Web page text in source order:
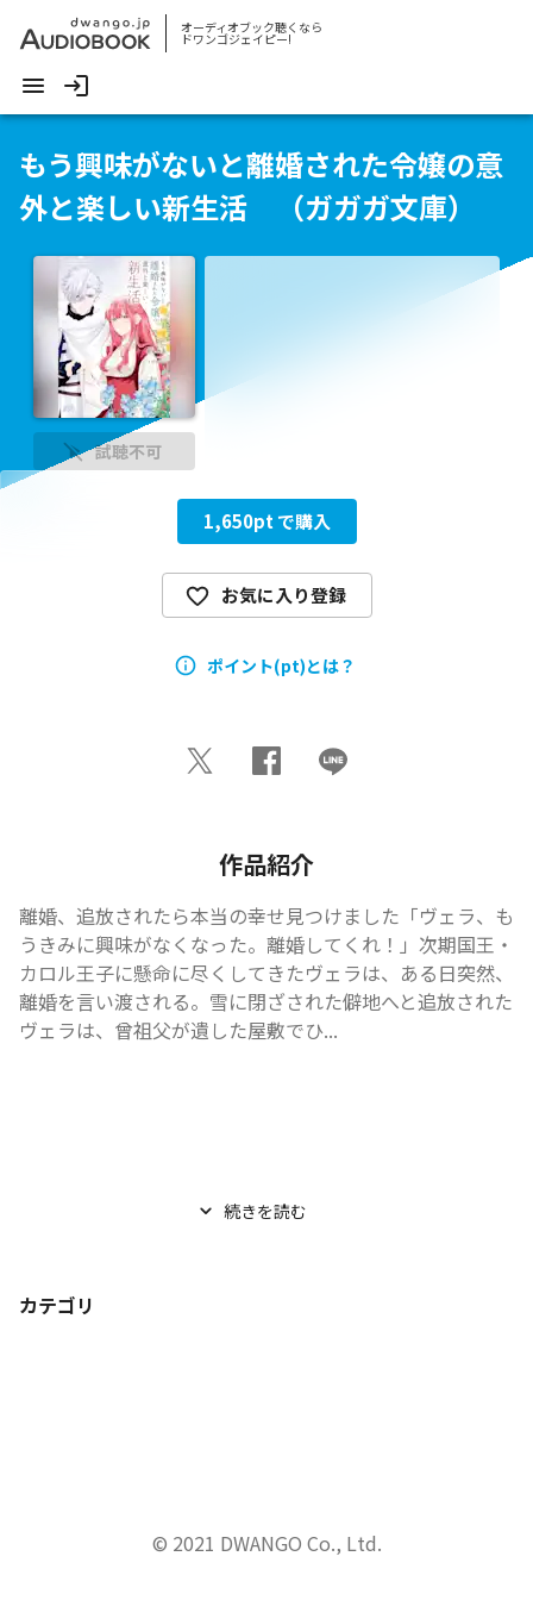
オーディオブック聴くなら
ドワンゴジェイピー!
もう興味がないと離婚された令嬢の意
外と楽しい新生活 （ガガガ文庫）
試聴不可
1,650pt で購入
お気に入り登録
ポイント(pt)とは？
作品紹介
離婚、追放されたら本当の幸せ見つけました「ヴェラ、も
うきみに興味がなくなった。離婚してくれ！」次期国王・
カロル王子に懸命に尽くしてきたヴェラは、ある日突然、
離婚を言い渡される。雪に閉ざされた僻地へと追放された
ヴェラは、曾祖父が遺した屋敷でひ...
続きを読む
カテゴリ
© 2021 DWANGO Co., Ltd.